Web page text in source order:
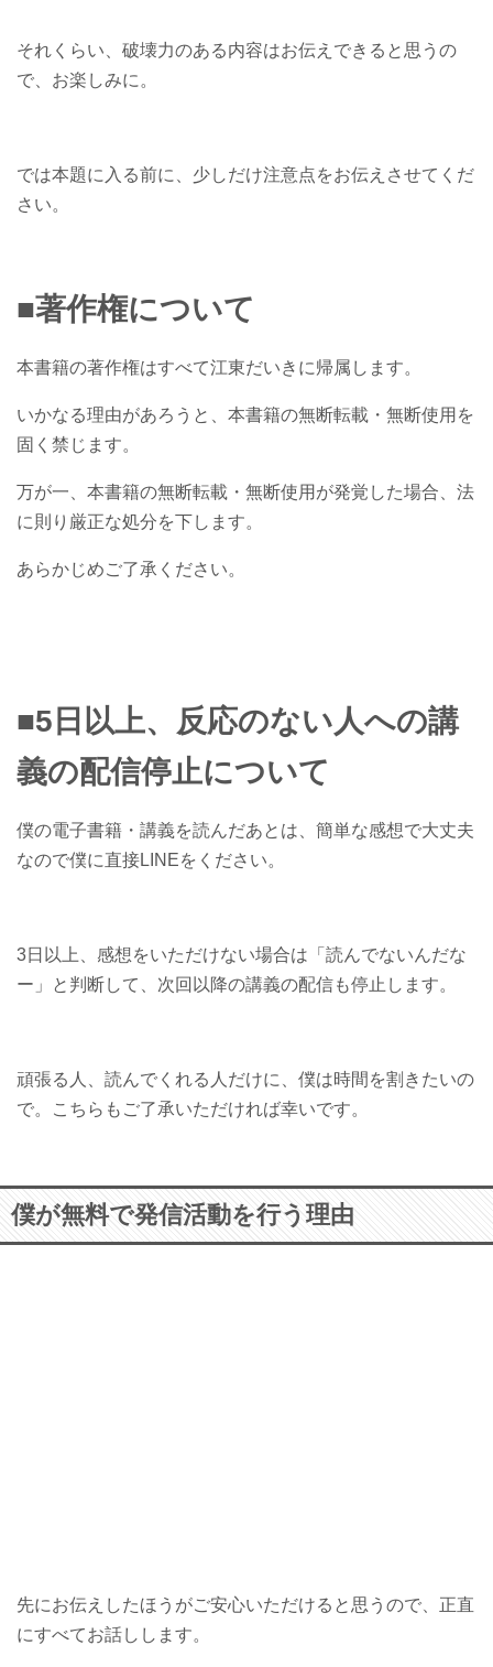
それくらい、破壊力のある内容はお伝えできると思うの
で、お楽しみに。
では本題に入る前に、少しだけ注意点をお伝えさせてくだ
さい。
■著作権について
本書籍の著作権はすべて江東だいきに帰属します。
いかなる理由があろうと、本書籍の無断転載・無断使用を
固く禁じます。
万が一、本書籍の無断転載・無断使用が発覚した場合、法
に則り厳正な処分を下します。
あらかじめご了承ください。
■5日以上、反応のない人への講
義の配信停止について
僕の電子書籍・講義を読んだあとは、簡単な感想で大丈夫
なので僕に直接LINEをください。
3日以上、感想をいただけない場合は「読んでないんだな
ー」と判断して、次回以降の講義の配信も停止します。
頑張る人、読んでくれる人だけに、僕は時間を割きたいの
で。こちらもご了承いただければ幸いです。
僕が無料で発信活動を行う理由
先にお伝えしたほうがご安心いただけると思うので、正直
にすべてお話しします。